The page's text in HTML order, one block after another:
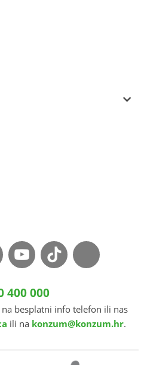
400 000
besplatni info telefon ili nas
ili na konzum@konzum.hr.